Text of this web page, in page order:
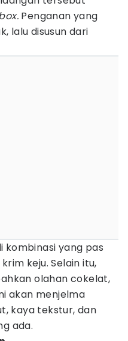
Penganan yang
lalu disusun dari
kombinasi yang pas
keju. Selain itu,
olahan cokelat,
akan menjelma
kaya tekstur, dan
ada.